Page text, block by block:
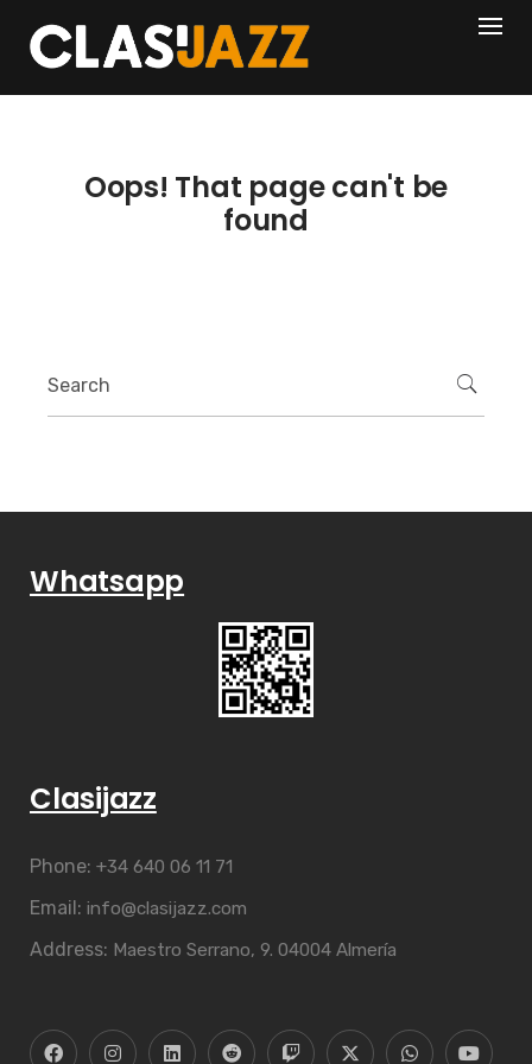
content
404
Oops! That page can't be
found
Whatsapp
Clasijazz
Phone: +34 640 06 11 71
Email: info@clasijazz.com
Address: Maestro Serrano, 9. 04004 Almería